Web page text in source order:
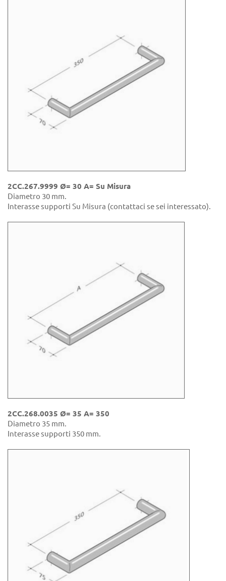
2CC.267.9999 Ø= 30 A= Su Misura
Diametro 30 mm.
Interasse supporti Su Misura (contattaci se sei interessato).
2CC.268.0035 Ø= 35 A= 350
Diametro 35 mm.
Interasse supporti 350 mm.